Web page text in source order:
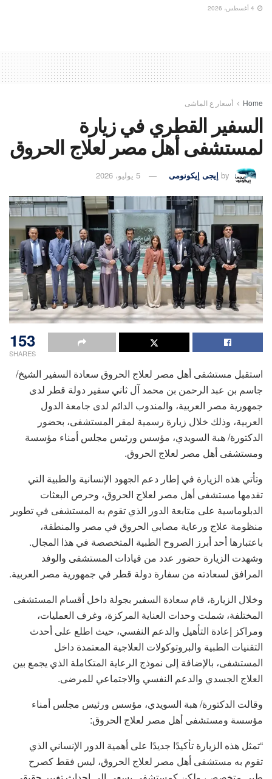
Home أسعار ع الماشى
السفير القطري في زيارة
لمستشفى أهل مصر لعلاج الحروق
by إيجى إيكونومى 5 يوليو، 2026
153
SHARES
استقبل مستشفى أهل مصر لعلاج الحروق سعادة السفير الشيخ/
جاسم بن عبد الرحمن بن محمد آل ثاني سفير دولة قطر لدى
جمهورية مصر العربية، والمندوب الدائم لدى جامعة الدول
العربية، وذلك خلال زيارة رسمية لمقر المستشفى، بحضور
الدكتورة/ هبة السويدي، مؤسس ورئيس مجلس أمناء مؤسسة
ومستشفى أهل مصر لعلاج الحروق.
وتأتي هذه الزيارة في إطار دعم الجهود الإنسانية والطبية التي
تقدمها مستشفى أهل مصر لعلاج الحروق، وحرص البعثات
الدبلوماسية على متابعة الدور الذي تقوم به المستشفى في تطوير
منظومة علاج ورعاية مصابي الحروق في مصر والمنطقة،
باعتبارها أحد أبرز الصروح الطبية المتخصصة في هذا المجال.
وشهدت الزيارة حضور عدد من قيادات المستشفى والوفد
المرافق لسعادته من سفارة دولة قطر في جمهورية مصر العربية.
وخلال الزيارة، قام سعادة السفير بجولة داخل أقسام المستشفى
المختلفة، شملت وحدات العناية المركزة، وغرف العمليات،
ومراكز إعادة التأهيل والدعم النفسي، حيث اطلع على أحدث
التقنيات الطبية والبروتوكولات العلاجية المعتمدة داخل
المستشفى، بالإضافة إلى نموذج الرعاية المتكاملة الذي يجمع بين
العلاج الجسدي والدعم النفسي والاجتماعي للمرضى.
وقالت الدكتورة/ هبة السويدي، مؤسس ورئيس مجلس أمناء
مؤسسة ومستشفى أهل مصر لعلاج الحروق:
“تمثل هذه الزيارة تأكيدًا جديدًا على أهمية الدور الإنساني الذي
تقوم به مستشفى أهل مصر لعلاج الحروق، ليس فقط كصرح